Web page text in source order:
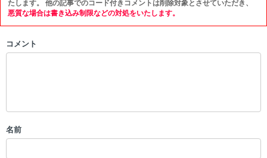
限を行う可能性がございます。 あらかじめご了承ください。
・スパムなど、記事内容と関係のない投稿
・誰かになりすます行為
・その他、管理者が不適切と判断した投稿
たします。 他の記事でのコード付きコメントは削除対象とさせていただき、
悪質な場合は書き込み制限などの対処をいたします。
コメント
名前